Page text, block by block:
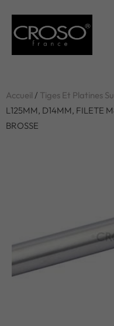
Accueil / Tiges Et Platines
L125MM, D14MM, FILETE
BROSSE